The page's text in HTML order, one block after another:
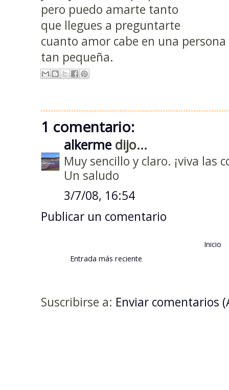
pero puedo amarte tanto
que llegues a preguntarte
cuanto amor cabe en una persona
tan pequeña.
1 comentario:
alkermedijo...
Muy sencillo y claro. ¡viva las
Un saludo
3/7/08, 16:54
Publicar un comentario
Entrada más reciente
Inicio
Suscribirse a: Enviar comentarios